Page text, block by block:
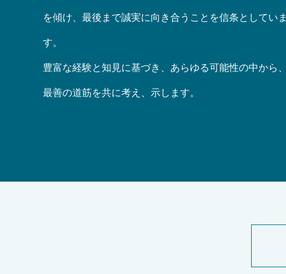
を傾け、最後まで誠実に向き合うことを信条としていま
す。
豊富な経験と知見に基づき、あらゆる可能性の中から、
最善の道筋を共に考え、示します。